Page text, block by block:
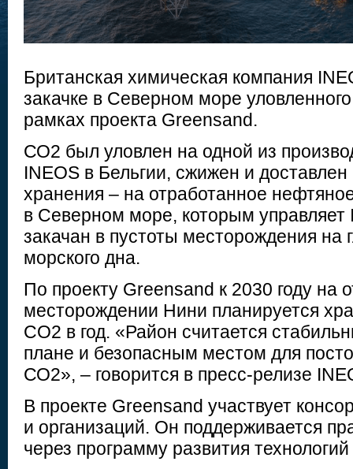
Британская химическая компания
закачке в Северном море уловленного
рамках проекта Greensand.
СО2 был уловлен на одной из
INEOS в Бельгии, сжижен и
хранения – на отработанное
в Северном море, которым
закачан в пустоты месторождения на
морского дна.
По проекту Greensand к 2030 году на
месторождении Нини планируется
CO2 в год. «Район считается
плане и безопасным местом для
СО2», – говорится в пресс-релизе
В проекте Greensand участвует
и организаций. Он поддерживается
через программу развития